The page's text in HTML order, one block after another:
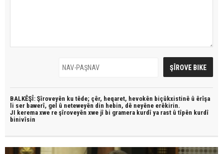
BALKÊŞÎ: Şîroveyên ku têde; çêr, heqaret, hevokên biçûkxistinê û êrîşa
li ser bawerî, gel û neteweyên din hebin, dê neyêne erêkirin.
JI kerema xwe re şîroveyên xwe jî bi gramera kurdî ya rast û tîpên kurdî
binivîsin